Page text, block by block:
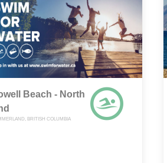
Beach - North
BRITISH COLUMBIA